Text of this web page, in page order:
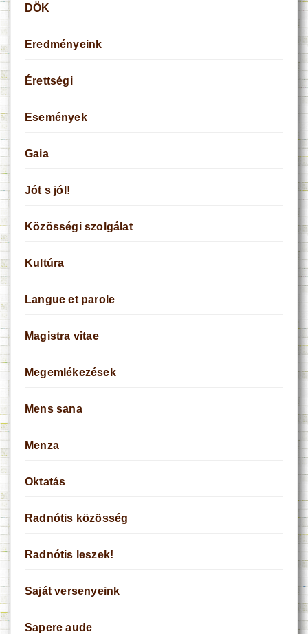
DÖK
Eredményeink
Érettségi
Események
Gaia
Jót s jól!
Közösségi szolgálat
Kultúra
Langue et parole
Magistra vitae
Megemlékezések
Mens sana
Menza
Oktatás
Radnótis közösség
Radnótis leszek!
Saját versenyeink
Sapere aude